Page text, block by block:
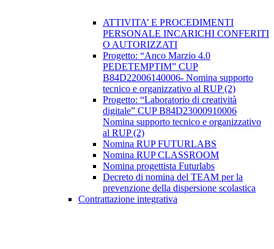
ATTIVITA’ E PROCEDIMENTI
PERSONALE INCARICHI CONFERITI
O AUTORIZZATI
Progetto: “Anco Marzio 4.0
PEDETEMPTIM” CUP
B84D22006140006- Nomina supporto
tecnico e organizzativo al RUP (2)
Progetto: “Laboratorio di creatività
digitale” CUP B84D23000910006
Nomina supporto tecnico e organizzativo
al RUP (2)
Nomina RUP FUTURLABS
Nomina RUP CLASSROOM
Nomina progettista Futurlabs
Decreto di nomina del TEAM per la
prevenzione della dispersione scolastica
Contrattazione integrativa